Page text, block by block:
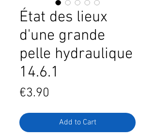
État des lieux
d'une grande
pelle hydraulique
14.6.1
€3.90
Add to Cart